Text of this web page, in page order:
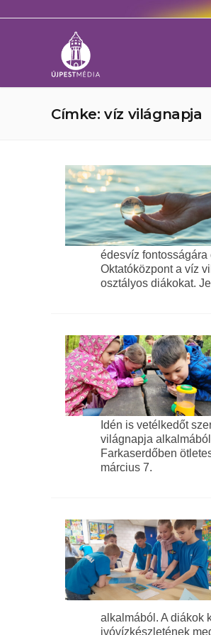
Címke: víz világnapja
édesvíz
Oktatóközpont a víz
osztályos diákokat.
Idén is vetélkedőt
világnapja
Farkaserdőben
március 7.
alkalmából. A diákok
ivóvízkészletének